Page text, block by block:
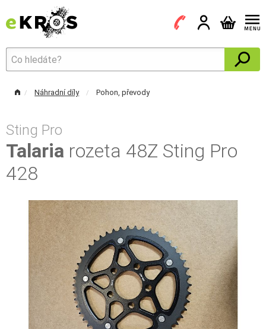
Náhradní díly Pohon, převody
Sting Pro
Talaria rozeta 48Z Sting Pro
428